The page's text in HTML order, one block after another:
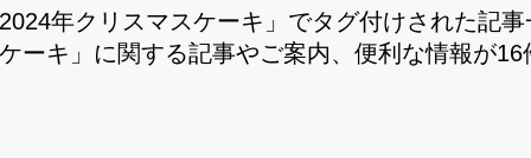
年クリスマスケーキ」でタグ付けされた記
ーキ」に関する記事やご案内、便利な情報が